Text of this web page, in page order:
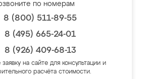
по номерам
8 (800) 511-89-55
8 (495) 665-24-01
8 (926) 409-68-13
заявку на сайте для консультации и
расчёта стоимости.